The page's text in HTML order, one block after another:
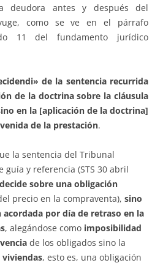
deudora antes y después del
como se ve en el párrafo
11 del fundamento jurídico
de la sentencia recurrida
de la doctrina sobre la cláusula
en la [aplicación de la doctrina]
de la prestación.
la sentencia del Tribunal
guía y referencia (STS 30 abril
sobre una obligación
precio en la compraventa), sino
por día de retraso en la
, alegándose como imposibilidad
de los obligados sino la
, esto es, una obligación